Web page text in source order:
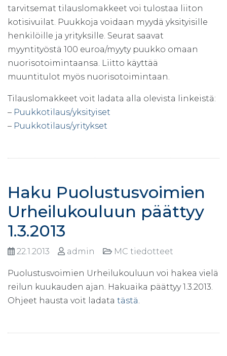
tarvitsemat tilauslomakkeet voi tulostaa liiton
kotisivuilat. Puukkoja voidaan myydä yksityisille
henkilöille ja yrityksille. Seurat saavat
myyntityöstä 100 euroa/myyty puukko omaan
nuorisotoimintaansa. Liitto käyttää
muuntitulot myös nuorisotoimintaan.
Tilauslomakkeet voit ladata alla olevista linkeistä:
– Puukkotilaus/yksityiset
– Puukkotilaus/yritykset
Haku Puolustusvoimien
Urheilukouluun päättyy
1.3.2013
22.1.2013 admin MC tiedotteet
Puolustusvoimien Urheilukouluun voi hakea vielä
reilun kuukauden ajan. Hakuaika päättyy 1.3.2013.
Ohjeet hausta voit ladata tästä